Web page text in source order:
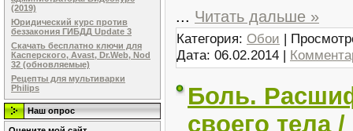
(2019)
Юридический курс против
беззакония ГИБДД Update 3
Скачать бесплатно ключи для
Касперского, Avast, Dr.Web, Nod
32 (обновляемые)
Рецепты для мультиварки
Philips
Наш опрос
... Читать дальше »
Категория: Обои |
Дата: 06.02.2014 |
Боль.
своего тела